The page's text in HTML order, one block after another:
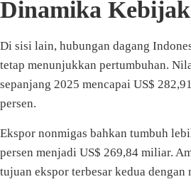
Dinamika
Di sisi lain, hubungan dagang
tetap menunjukkan pertumbuhan.
sepanjang 2025 mencapai US$
persen.
Ekspor nonmigas bahkan tumbuh
persen menjadi US$ 269,84 miliar.
tujuan ekspor terbesar kedua